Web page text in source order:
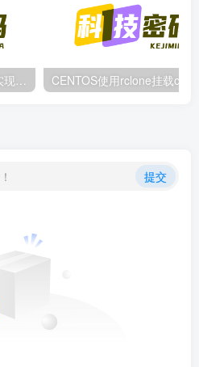
UZ801随身WIFI修补boot实现root的方法
提交